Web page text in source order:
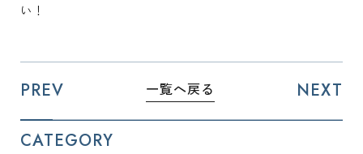
い！
PREV 一覧へ戻る NEXT
CATEGORY